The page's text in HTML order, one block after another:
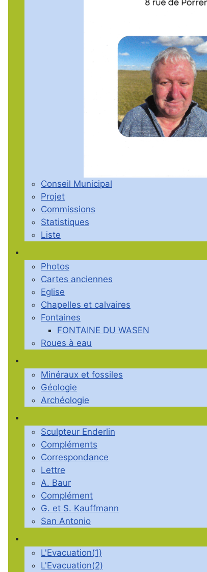
Conseil Municipal
Projet
Commissions
Statistiques
Liste
Photos
Cartes anciennes
Eglise
Chapelles et calvaires
Fontaines
FONTAINE DU WASEN
Roues à eau
Minéraux et fossiles
Géologie
Archéologie
Sculpteur Enderlin
Compléments
Correspondance
Lettre
A. Baur
Complément
G. et S. Kauffmann
San Antonio
L'Evacuation(1)
L'Evacuation(2)